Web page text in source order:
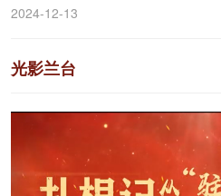
2024-12-13
光影兰台